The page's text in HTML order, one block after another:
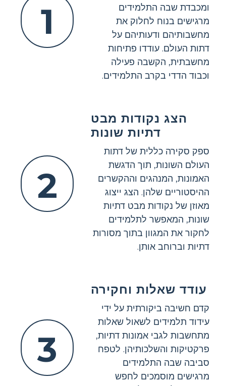
1
ומכבדת שבה התלמידים
מרגישים בנוח לחלוק את
מחשבותיהם ודעותיהם על
דתות העולם. עודדו פתיחות
מחשבתית, הקשבה פעילה
וכבוד הדדי בקרב התלמידים.
2
הצג נקודות מבט
דתיות שונות
ספק סקירה כללית של דתות
העולם השונות, תוך הדגשת
האמונות, המנהגים וההקשרים
ההיסטוריים שלהן. הצג ייצוג
מאוזן של נקודות מבט דתיות
שונות, המאפשר לתלמידים
לחקור את המגוון בתוך מסורות
דתיות וברוחב אותן.
3
עודד שאלות וחקירה
קדם חשיבה ביקורתית על ידי
עידוד תלמידים לשאול שאלות
מתחשבות לגבי אמונות דתיות,
פרקטיקות והשלכותיהן. לטפח
סביבה שבה התלמידים
מרגישים מוסמכים לחפש